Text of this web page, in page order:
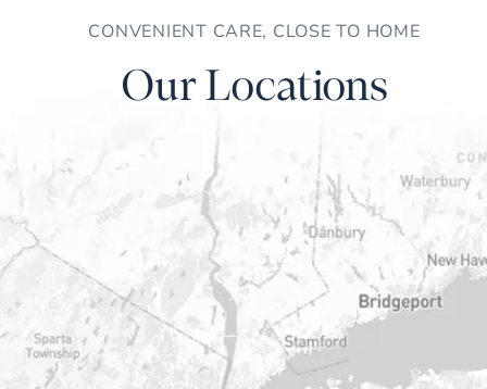
CONVENIENT CARE, CLOSE TO HOME
Our Locations